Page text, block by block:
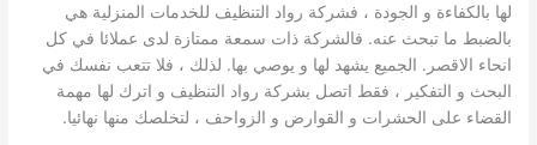
لها بالكفاءة و الجودة ، فشركة رواد التنظيف للخدمات المنزلية هي
بالضبط ما تبحث عنه. فالشركة ذات سمعة ممتازة لدى عملائا في كل
انحاء الاقصر. الجميع يشهد لها و يوصي بها. لذلك ، فلا تتعب نفسك في
البحث و التفكير ، فقط اتصل بشركة رواد التنظيف و اترك لها مهمة
القضاء على الحشرات و القوارض و الزواحف ، لتخلصك منها نهائيا.